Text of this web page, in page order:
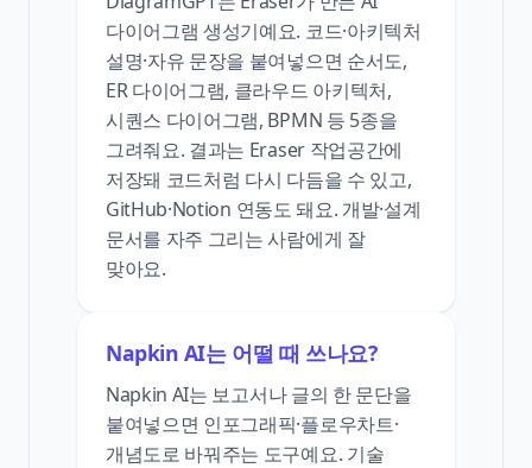
다이어그램 생성기예요. 코드·아키텍처
설명·자유 문장을 붙여넣으면 순서도,
ER 다이어그램, 클라우드 아키텍처,
시퀀스 다이어그램, BPMN 등 5종을
그려줘요. 결과는 Eraser 작업공간에
저장돼 코드처럼 다시 다듬을 수 있고,
GitHub·Notion 연동도 돼요. 개발·설계
문서를 자주 그리는 사람에게 잘
맞아요.
Napkin AI는 어떨 때 쓰나요?
Napkin AI는 보고서나 글의 한 문단을
붙여넣으면 인포그래픽·플로우차트·
개념도로 바꿔주는 도구예요. 기술